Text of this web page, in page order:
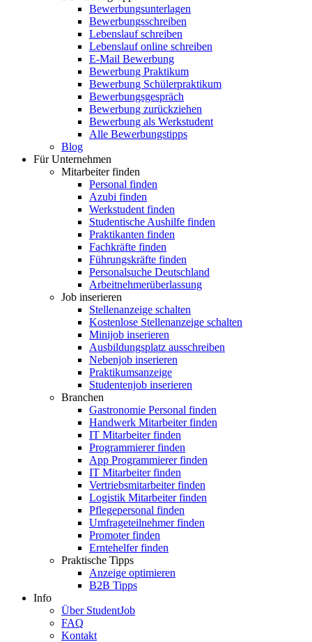
Bewerbungsunterlagen
Bewerbungsschreiben
Lebenslauf schreiben
Lebenslauf online schreiben
E-Mail Bewerbung
Bewerbung Praktikum
Bewerbung Schülerpraktikum
Bewerbungsgespräch
Bewerbung zurückziehen
Bewerbung als Werkstudent
Alle Bewerbungstipps
Blog
Für Unternehmen
Mitarbeiter finden
Personal finden
Azubi finden
Werkstudent finden
Studentische Aushilfe finden
Praktikanten finden
Fachkräfte finden
Führungskräfte finden
Personalsuche Deutschland
Arbeitnehmerüberlassung
Job inserieren
Stellenanzeige schalten
Kostenlose Stellenanzeige schalten
Minijob inserieren
Ausbildungsplatz ausschreiben
Nebenjob inserieren
Praktikumsanzeige
Studentenjob inserieren
Branchen
Gastronomie Personal finden
Handwerk Mitarbeiter finden
IT Mitarbeiter finden
Programmierer finden
App Programmierer finden
IT Mitarbeiter finden
Vertriebsmitarbeiter finden
Logistik Mitarbeiter finden
Pflegepersonal finden
Umfrageteilnehmer finden
Promoter finden
Erntehelfer finden
Praktische Tipps
Anzeige optimieren
B2B Tipps
Info
Über StudentJob
FAQ
Kontakt